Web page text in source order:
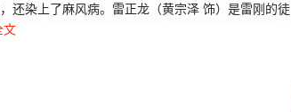
染上了麻风病。雷正龙（黄宗泽 饰）是雷刚的徒
文